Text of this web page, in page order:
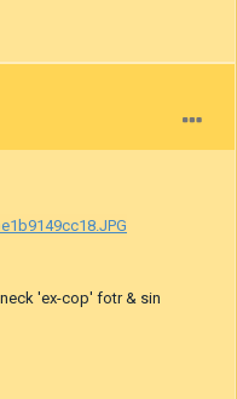
'ex-cop' fotr & sin